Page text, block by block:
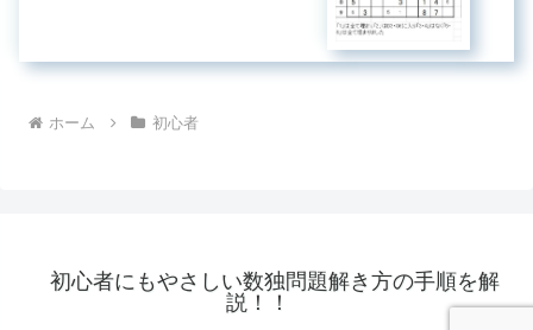
ホーム 初心者
初心者にもやさしい数独問題解き方の手順を解
説！！